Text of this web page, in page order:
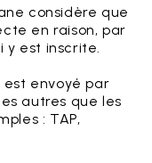
considère que
en raison, par
y est inscrite.
est envoyé par
autres que les
: TAP,